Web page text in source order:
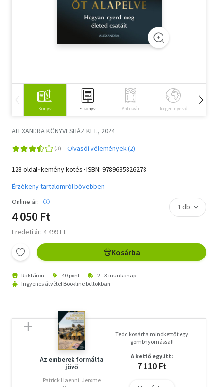
Társadalomtudomány
Könyv E-könyv Antikvár Idegen nyelvű
ALEXANDRA KÖNYVESHÁZ KFT., 2024
Olvasói vélemények (2)
128 oldal･kemény kötés･ISBN: 9789635826278
Érzékeny tartalomról bővebben
Online ár:
4 050 Ft
Eredeti ár: 4 499 Ft
Kosárba
Raktáron 40 pont
2 - 3 munkanap
Ingyenes átvétel Bookline boltokban
Az emberek formálta
jövő
Patrick Haenni, Jerome
Tedd kosárba mindkettőt egy
gombnyomással!
A kettő együtt:
7 110 Ft